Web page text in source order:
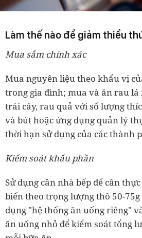
Làm thế nào để giảm thiểu
Mua sắm chính xác
Mua nguyên liệu theo khẩu vị
trong gia đình; mua và ăn rau
trái cây, rau quả với số lượng
và bút hoặc ứng dụng quản lý
thời hạn sử dụng của các thành
Kiểm soát khẩu phần
Sử dụng cân nhà bếp để cân
biến theo trọng lượng thô 50-
dụng "hệ thống ăn uống riêng"
ăn uống nhỏ để kiểm soát tổng